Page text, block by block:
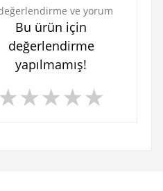
ve yorum
Bu ürün için
değerlendirme
yapılmamış!
★★★★★